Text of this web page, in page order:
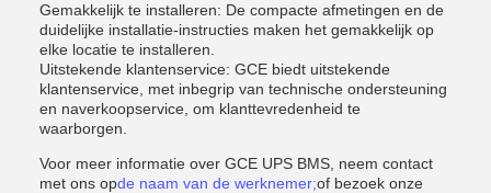
Gemakkelijk te installeren: De compacte afmetingen en de
duidelijke installatie-instructies maken het gemakkelijk op
elke locatie te installeren.
Uitstekende klantenservice: GCE biedt uitstekende
klantenservice, met inbegrip van technische ondersteuning
en naverkoopservice, om klanttevredenheid te
waarborgen.
Voor meer informatie over GCE UPS BMS, neem contact
met ons opde naam van de werknemer;of bezoek onze